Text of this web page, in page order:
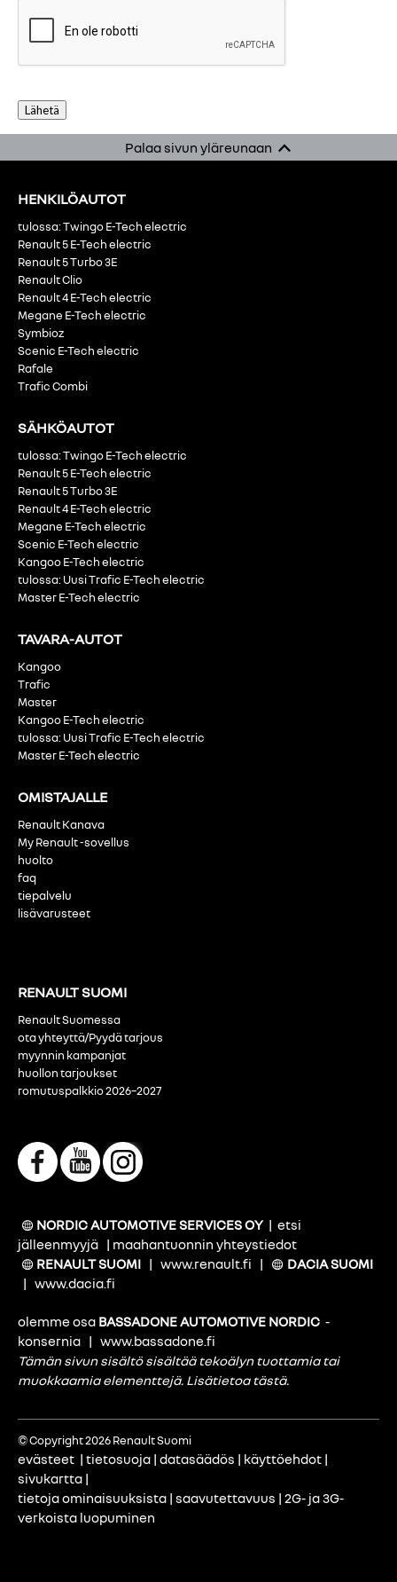
Lähetä
Palaa sivun yläreunaan
HENKILÖAUTOT
tulossa: Twingo E-Tech electric
Renault 5 E-Tech electric
Renault 5 Turbo 3E
Renault Clio
Renault 4 E-Tech electric
Megane E-Tech electric
Symbioz
Scenic E-Tech electric
Rafale
Trafic Combi
SÄHKÖAUTOT
tulossa: Twingo E-Tech electric
Renault 5 E-Tech electric
Renault 5 Turbo 3E
Renault 4 E-Tech electric
Megane E-Tech electric
Scenic E-Tech electric
Kangoo E-Tech electric
tulossa: Uusi Trafic E-Tech electric
Master E-Tech electric
TAVARA-AUTOT
Kangoo
Trafic
Master
Kangoo E-Tech electric
tulossa: Uusi Trafic E-Tech electric
Master E-Tech electric
OMISTAJALLE
Renault Kanava
My Renault -sovellus
huolto
faq
tiepalvelu
lisävarusteet
RENAULT SUOMI
Renault Suomessa
ota yhteyttä/Pyydä tarjous
myynnin kampanjat
huollon tarjoukset
romutuspalkkio 2026–2027
NORDIC AUTOMOTIVE SERVICES OY | etsi
jälleenmyyjä | maahantuonnin yhteystiedot
RENAULT SUOMI | www.renault.fi |
DACIA SUOMI
| www.dacia.fi
olemme osa BASSADONE AUTOMOTIVE NORDIC -
konsernia | www.bassadone.fi
Tämän sivun sisältö sisältää tekoälyn tuottamia tai
muokkaamia elementtejä. Lisätietoa tästä.
© Copyright 2026 Renault Suomi
evästeet |tietosuoja |datasäädös | käyttöehdot |
sivukartta |
tietoja ominaisuuksista |saavutettavuus |2G- ja 3G-
verkoista luopuminen